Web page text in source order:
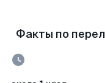
Факты по